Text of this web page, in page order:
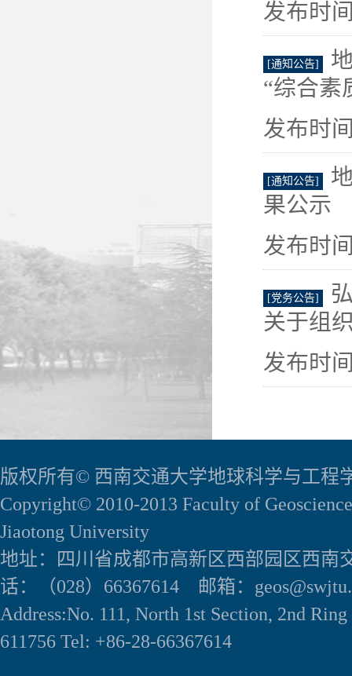
发布时
[通知公告]
“综合素
发布时
[通知公告]
果公示
发布时
[党务公告]
关于组
发布时
版权所有© 西南交通大学地球科学与工程
Copyright© 2010-2013 Faculty of
Jiaotong University
地址：四川省成都市高新区西部园区
话：（028）66367614 邮箱：
Address:No. 111, North 1st Section, 2nd
611756 Tel: +86-28-66367614